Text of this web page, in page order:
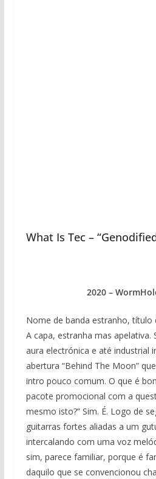
What Is Tec –
2020 –
Nome de banda estranho, título
A capa, estranha mas apelativa.
aura electrónica e até industrial
abertura “Behind The Moon”
intro pouco comum. O que é
pacote promocional com a
mesmo isto?” Sim. É. Logo de
guitarras fortes aliadas a um
intercalando com uma voz
sim, parece familiar, porque é
daquilo que se convencionou